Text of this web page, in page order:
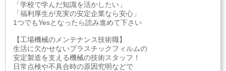
「学校で学んだ知識を活かしたい」
「福利厚生が充実の安定企業なら安心」
1つでもYesとなったら読み進めて下さい
【工場機械のメンテナンス技術職】
生活に欠かせないプラスチックフィルムの
安定製造を支える機械の技術スタッフ！
日常点検や不具合時の原因究明などで